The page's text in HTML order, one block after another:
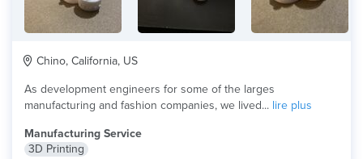
Chino, California, US
As development engineers for some of the larges
manufacturing and fashion companies, we lived... lire plus
Manufacturing Service
3D Printing